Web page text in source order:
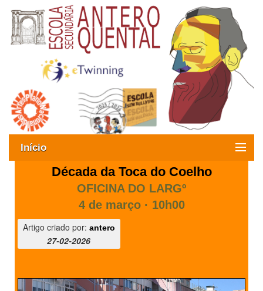
Início
SIGE
ESAQ sem Bullying
SASE
Década da Toca do Coelho
OFICINA DO LARGº
4 de março · 10h00
Artigo criado por: antero
27-02-2026